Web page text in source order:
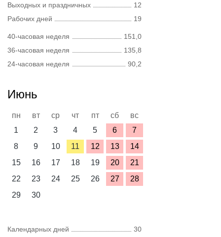
Выходных и праздничных
12
Рабочих дней
19
40-часовая неделя
151,0
36-часовая неделя
135,8
24-часовая неделя
90,2
Июнь
пн вт ср чт пт сб
вс
1
2 3 4 5 6
7
8
9 10 11 12 13
14
15
16 17 18 19 20
21
22
23 24 25 26 27
28
29
30
Календарных дней
30